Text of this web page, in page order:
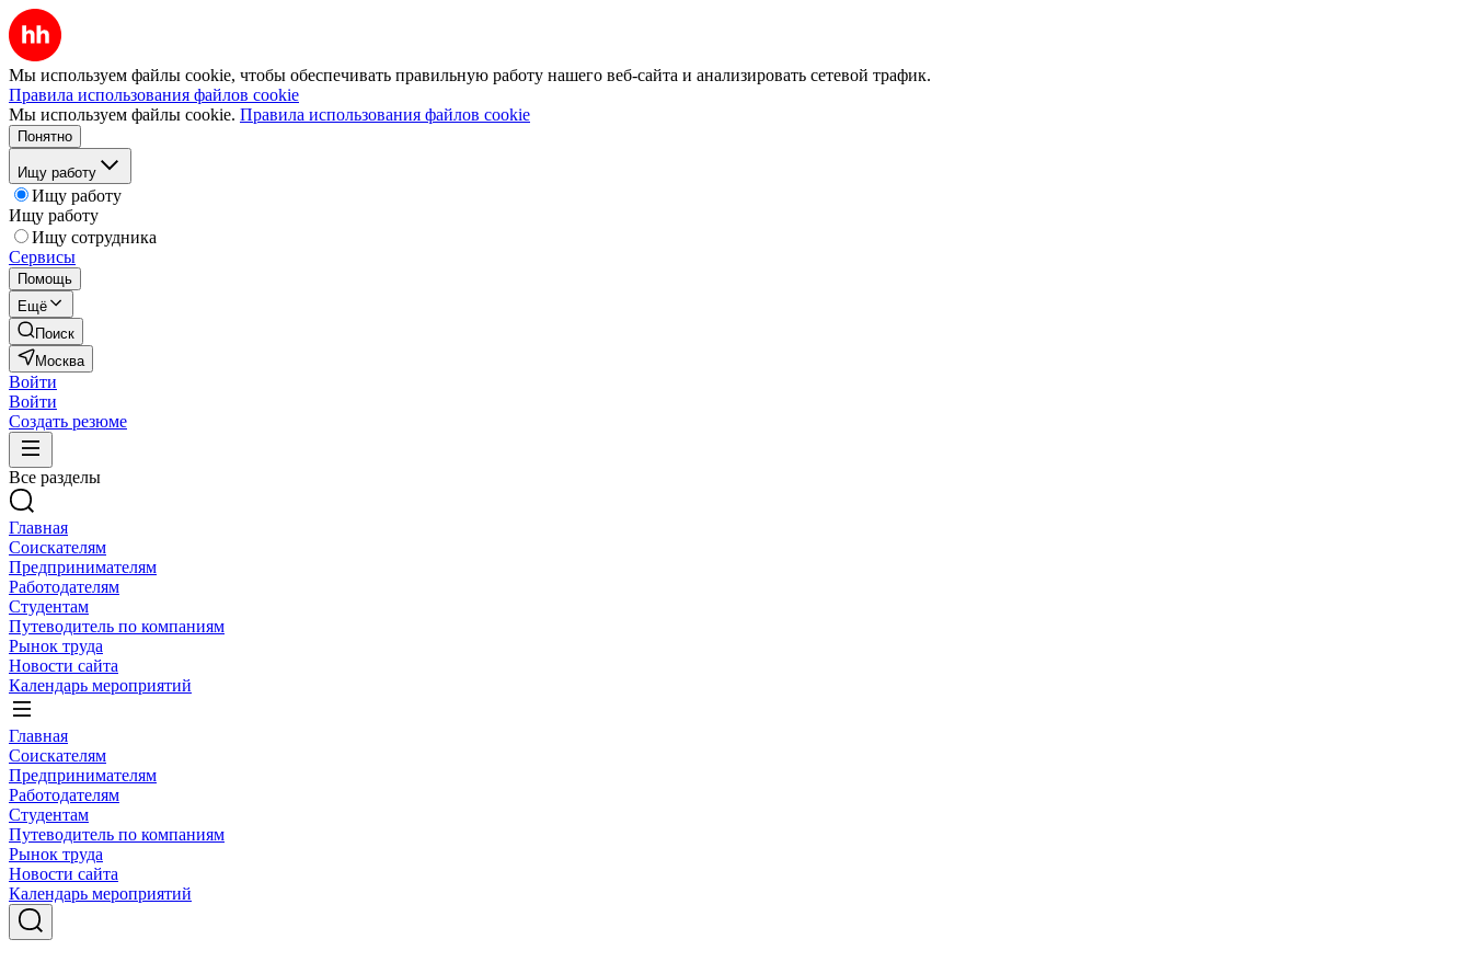
Мы используем файлы cookie, чтобы обеспечивать правильную работу нашего веб-сайта и анализировать сетевой трафик.
Правила использования файлов cookie
Мы используем файлы cookie. Правила использования файлов cookie
Понятно
Ищу работу
Ищу работу
Ищу работу
Ищу сотрудника
Сервисы
Помощь
Ещё
Поиск
Москва
Войти
Войти
Создать резюме
Все разделы
Главная
Соискателям
Предпринимателям
Работодателям
Студентам
Путеводитель по компаниям
Рынок труда
Новости сайта
Календарь мероприятий
Главная
Соискателям
Предпринимателям
Работодателям
Студентам
Путеводитель по компаниям
Рынок труда
Новости сайта
Календарь мероприятий